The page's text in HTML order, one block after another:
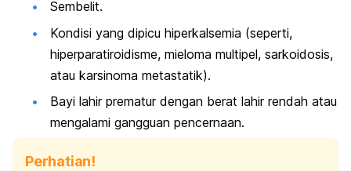
Sembelit.
Kondisi yang dipicu hiperkalsemia (seperti,
hiperparatiroidisme, mieloma multipel, sarkoidosis,
atau karsinoma metastatik).
Bayi lahir prematur dengan berat lahir rendah atau
mengalami gangguan pencernaan.
Perhatian!